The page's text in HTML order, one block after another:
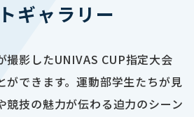
ギャラリー
撮影したUNIVAS CUP指定大会
ができます。運動部学生たちが見
競技の魅力が伝わる迫力のシーン